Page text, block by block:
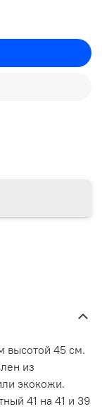
высотой 45 см.
из
экокожи.
41 на 41 и 39